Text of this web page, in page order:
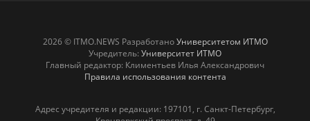
2026 © ITMO.NEWS РазработаноУниверситетом ИТМО
Учредитель: Университет ИТМО
Главный редактор: Климентьев Илья Александрович
Правила использования контента
Адрес учредителя и редакции: 197101, г. Санкт-Петербург,